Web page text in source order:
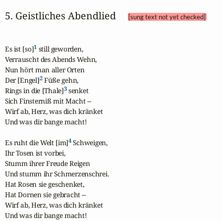
5. Geistliches Abendlied [sung text not yet checked]
Es ist [so]1 still geworden,
Verrauscht des Abends Wehn,
Nun hört man aller Orten
Der [Engel]2 Füße gehn,
Rings in die [Thale]3 senket
Sich Finsterniß mit Macht --
Wirf ab, Herz, was dich kränket
Und was dir bange macht!
Es ruht die Welt [im]4 Schweigen,
Ihr Tosen ist vorbei,
Stumm ihrer Freude Reigen
Und stumm ihr Schmerzenschrei.
Hat Rosen sie geschenket,
Hat Dornen sie gebracht --
Wirf ab, Herz, was dich kränket
Und was dir bange macht!